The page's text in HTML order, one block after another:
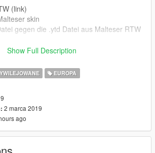
(link)
skin
gegen die .ytd Datei aus Malteser RTW
GTAPicsAndMore
Show Full Description
EUROPA
2 marca 2019
ago